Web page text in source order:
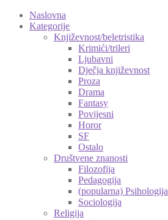
Naslovna
Kategorije
Književnost/beletristika
Krimići/trileri
Ljubavni
Dječja književnost
Proza
Drama
Fantasy
Povijesni
Horor
SF
Ostalo
Društvene znanosti
Filozofija
Pedagogija
(popularna) Psihologija
Sociologija
Religija